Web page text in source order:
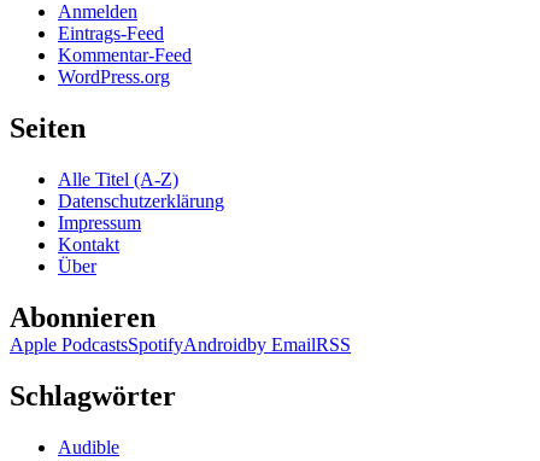
Anmelden
Eintrags-Feed
Kommentar-Feed
WordPress.org
Seiten
Alle Titel (A-Z)
Datenschutzerklärung
Impressum
Kontakt
Über
Abonnieren
Apple PodcastsSpotifyAndroidby EmailRSS
Schlagwörter
Audible